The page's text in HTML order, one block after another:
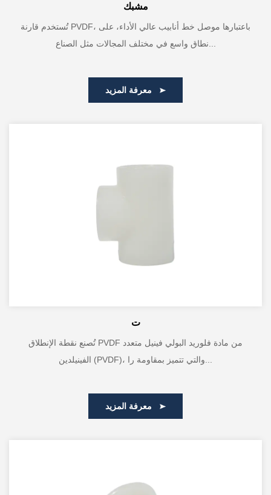
مشبك
تُستخدم قارنة PVDF، باعتبارها موصل خط أنابيب عالي الأداء، على
ت
تُصنع نقطة الإنطلاق PVDF من مادة فلوريد البولي فينيل متعدد